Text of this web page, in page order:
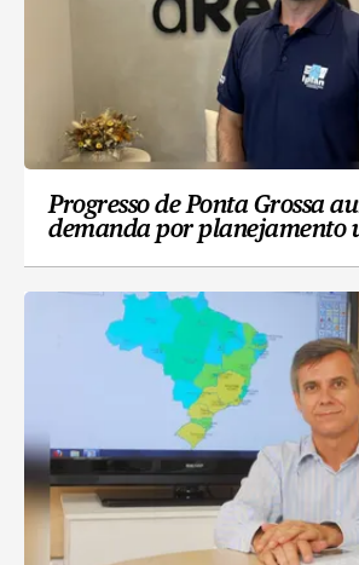
Progresso de Ponta Grossa
demanda por planejamento